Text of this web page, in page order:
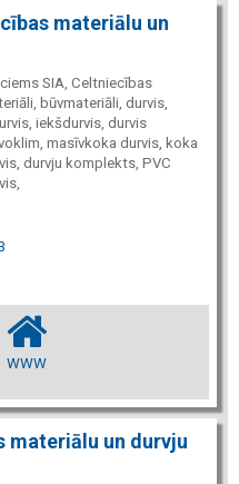
materiālu un
SIA, Celtniecības
būvmateriāli, durvis,
iekšdurvis, durvis
masīvkoka durvis, koka
durvju komplekts, PVC
WWW
materiālu un durvju